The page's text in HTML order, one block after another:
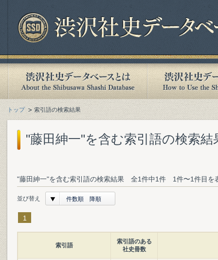
トップ 索引語の検索結果
"藤田紳一"を含む索引語の検索結
"藤田紳一"を含む索引語の検索結果 全1件中1件 1件〜1件目を
並び替え 件数順 降順
1
索引語
索引語のある
社史冊数